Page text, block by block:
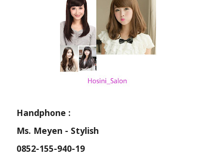
Handphone :
Ms. Meyen - Stylish
0852-155-940-19